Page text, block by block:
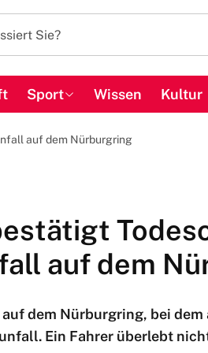
Sport Wissen Kultur
auf dem Nürburgring
auf dem
dem Nürburgring, bei
Ein Fahrer überlebt